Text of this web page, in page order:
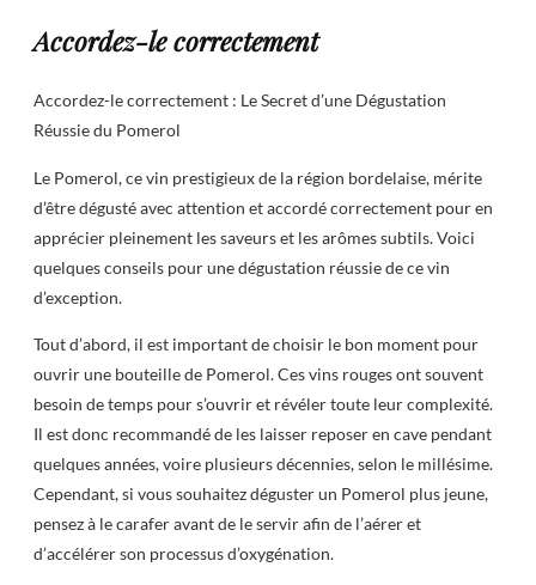
Accordez-le correctement
Accordez-le correctement : Le Secret d’une Dégustation
Réussie du Pomerol
Le Pomerol, ce vin prestigieux de la région bordelaise, mérite
d’être dégusté avec attention et accordé correctement pour en
apprécier pleinement les saveurs et les arômes subtils. Voici
quelques conseils pour une dégustation réussie de ce vin
d’exception.
Tout d’abord, il est important de choisir le bon moment pour
ouvrir une bouteille de Pomerol. Ces vins rouges ont souvent
besoin de temps pour s’ouvrir et révéler toute leur complexité.
Il est donc recommandé de les laisser reposer en cave pendant
quelques années, voire plusieurs décennies, selon le millésime.
Cependant, si vous souhaitez déguster un Pomerol plus jeune,
pensez à le carafer avant de le servir afin de l’aérer et
d’accélérer son processus d’oxygénation.